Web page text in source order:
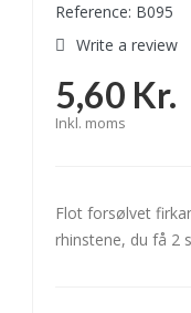
Reference: B095
Write a review
5,60 Kr.
Inkl. moms
Flot forsølvet
rhinstene, du få 2